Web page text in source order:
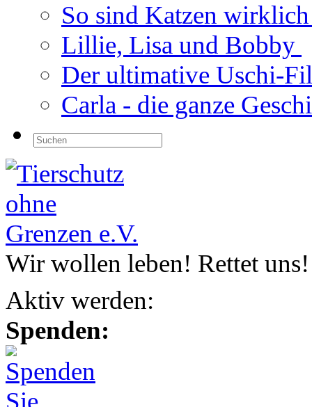
So sind Katzen
Lillie, Lisa und Bobby
Der ultimative Uschi-
Carla - die ganze
Wir wollen leben! Rettet uns!
Aktiv werden:
Spenden: